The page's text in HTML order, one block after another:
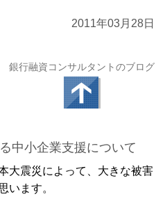
2011年03月28日
銀行融資コンサルタントのブログ
中小企業支援について
大震災によって、大きな被害
います。